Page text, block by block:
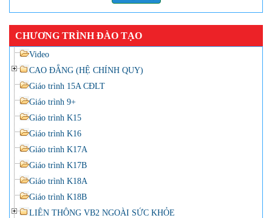
CHƯƠNG TRÌNH ĐÀO TẠO
Video
CAO ĐẲNG (HỆ CHÍNH QUY)
Giáo trình 15A CĐLT
Giáo trình 9+
Giáo trình K15
Giáo trình K16
Giáo trình K17A
Giáo trình K17B
Giáo trình K18A
Giáo trình K18B
LIÊN THÔNG VB2 NGOÀI SỨC KHỎE